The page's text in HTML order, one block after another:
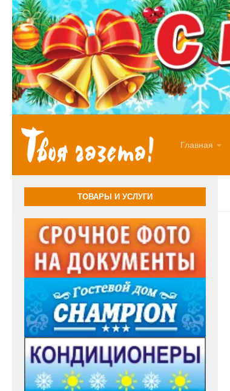
Перейти к содержимому
Главная
ТОВАРЫ И УСЛУГИ